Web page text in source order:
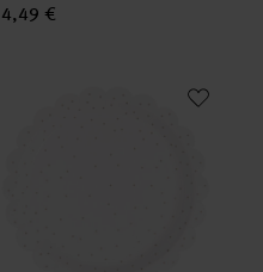
4,49 €
Pappteller Punkte mit